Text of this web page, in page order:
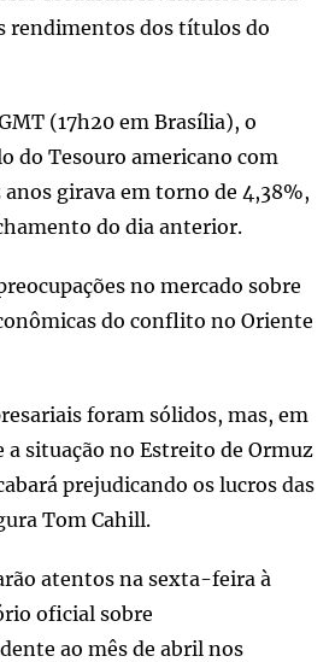
rendimentos dos títulos do
(17h20 em Brasília), o
do Tesouro americano com
girava em torno de 4,38%,
do dia anterior.
no mercado sobre
do conflito no Oriente
foram sólidos, mas, em
situação no Estreito de Ormuz
prejudicando os lucros das
Tom Cahill.
atentos na sexta-feira à
oficial sobre
ao mês de abril nos